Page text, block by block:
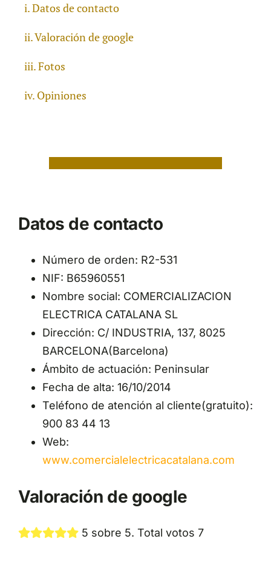
Datos de contacto
Valoración de google
Fotos
Opiniones
Datos de contacto
Número de orden: R2-531
NIF: B65960551
Nombre social: COMERCIALIZACION
ELECTRICA CATALANA SL
Dirección: C/ INDUSTRIA, 137, 8025
BARCELONA(Barcelona)
Ámbito de actuación: Peninsular
Fecha de alta: 16/10/2014
Teléfono de atención al cliente(gratuito):
900 83 44 13
Web:
www.comercialelectricacatalana.com
Valoración de google
5 sobre 5. Total votos 7